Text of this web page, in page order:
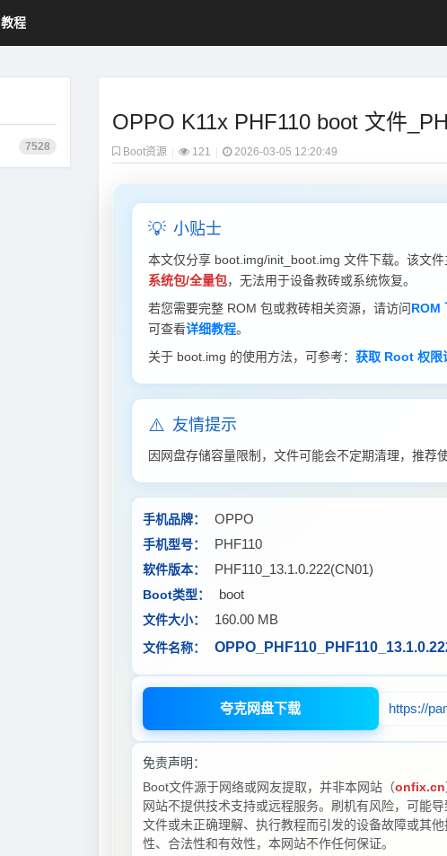
教程
7528
OPPO K11x PHF110 boot 文件
Boot资源 121 2026-03-05 12:20:49
💡 小贴士
本文仅分享 boot.img/init_boot.img 文件下载。该文
系统包/全量包，无法用于设备救砖或系统恢复。
若您需要完整 ROM 包或救砖相关资源，请访问ROM
可查看详细教程。
关于 boot.img 的使用方法，可参考： 获取 Root 权限
⚠️ 友情提示
因网盘存储容量限制，文件可能会不定期清理，推荐
手机品牌： OPPO
手机型号： PHF110
软件版本： PHF110_13.1.0.222(CN01)
Boot类型： boot
文件大小： 160.00 MB
文件名称：
夸克网盘下载 https://
免责声明：
Boot文件源于网络或网友提取，并非本网站（onfix.cn
网站不提供技术支持或远程服务。刷机有风险，可能
文件或未正确理解、执行教程而引发的设备故障或其
性、合法性和有效性，本网站不作任何保证。